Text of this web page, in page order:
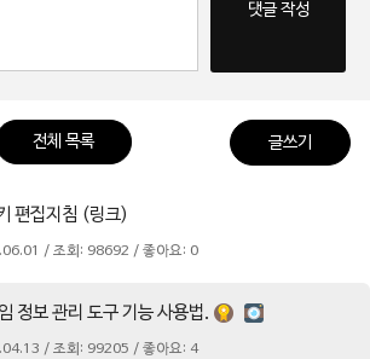
댓글 작성
전체 목록 글쓰기
편집지침 (링크)
/ 조회: 98692 / 좋아요: 0
정보 관리 도구 기능 사용법.
/ 조회: 99205 / 좋아요: 4